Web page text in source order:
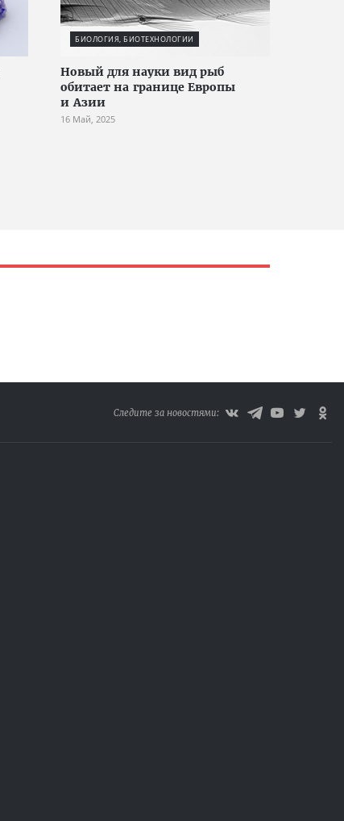
БИОЛОГИЯ, БИОТЕХНОЛОГИИ
Новый для науки вид рыб
обитает на границе Европы
и Азии
16 Май, 2025
Следите за новостями: